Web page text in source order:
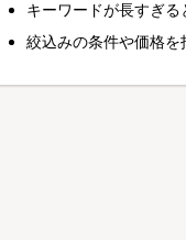
キーワードが長すぎ
絞込みの条件や価格